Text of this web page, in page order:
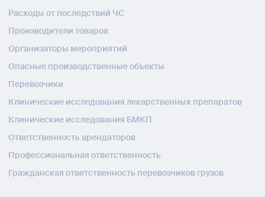
Расходы от последствий ЧС
Производители товаров
Организаторы мероприятий
Опасные производственные объекты
Перевозчики
Клинические исследования лекарственных препаратов
Клинические исследования БМКП
Ответственность арендаторов
Профессиональная ответственность
Гражданская ответственность перевозчиков грузов